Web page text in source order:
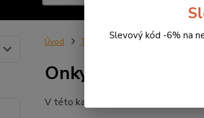
Úvod Tunery Onkyo
Onkyo
V této kategorii nebylo nalezeno
Slevový kód -6% na